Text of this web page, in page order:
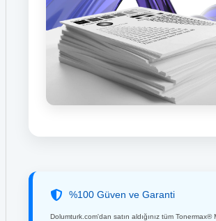
%100 Güven ve Garanti
Dolumturk.com'dan satın aldığınız tüm Tonermax®